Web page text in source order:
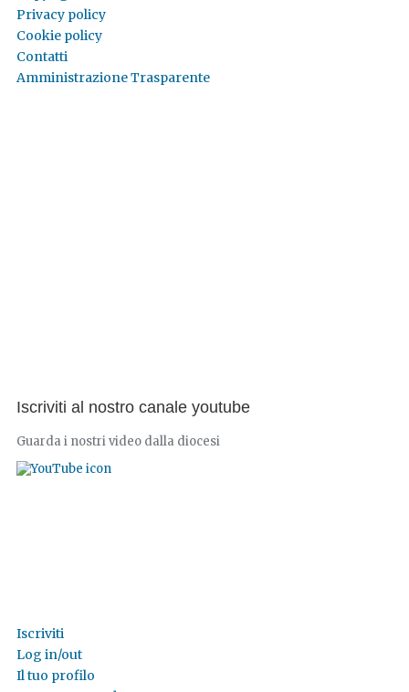
Privacy policy
Cookie policy
Contatti
Amministrazione Trasparente
Iscriviti al nostro canale youtube
Guarda i nostri video dalla diocesi
Iscriviti
Log in/out
Il tuo profilo